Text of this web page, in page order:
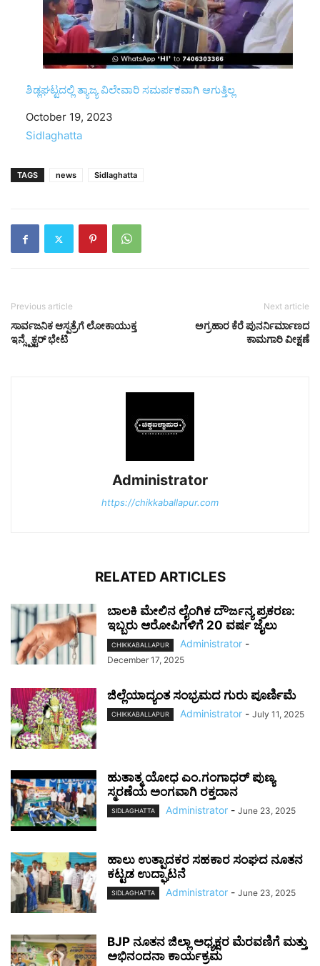
ಶಿಡ್ಲಘಟ್ಟದಲ್ಲಿ ತ್ಯಾಜ್ಯ ವಿಲೇವಾರಿ ಸಮರ್ಪಕವಾಗಿ ಆಗುತ್ತಿಲ್ಲ
Date
October 19, 2023
In relation to
Sidlaghatta
TAGS news Sidlaghatta
Previous article
ಸಾರ್ವಜನಿಕ ಆಸ್ಪತ್ರೆಗೆ ಲೋಕಾಯುಕ್ತ
ಇನ್ಸ್ಪೆಕ್ಟರ್ ಭೇಟಿ
Next article
ಅಗ್ರಹಾರ ಕೆರೆ ಪುನರ್ನಿರ್ಮಾಣದ
ಕಾಮಗಾರಿ ವೀಕ್ಷಣೆ
Administrator
https://chikkaballapur.com
RELATED ARTICLES
ಬಾಲಕಿ ಮೇಲಿನ ಲೈಂಗಿಕ ದೌರ್ಜನ್ಯ ಪ್ರಕರಣ:
ಇಬ್ಬರು ಆರೋಪಿಗಳಿಗೆ 20 ವರ್ಷ ಜೈಲು
CHIKKABALLAPUR Administrator -
December 17, 2025
ಜಿಲ್ಲೆಯಾದ್ಯಂತ ಸಂಭ್ರಮದ ಗುರು ಪೂರ್ಣಿಮೆ
CHIKKABALLAPUR Administrator - July 11, 2025
ಹುತಾತ್ಮ ಯೋಧ ಎಂ.ಗಂಗಾಧರ್ ಪುಣ್ಯ
ಸ್ಮರಣೆಯ ಅಂಗವಾಗಿ ರಕ್ತದಾನ
SIDLAGHATTA Administrator - June 23, 2025
ಹಾಲು ಉತ್ಪಾದಕರ ಸಹಕಾರ ಸಂಘದ ನೂತನ
ಕಟ್ಟಡ ಉದ್ಘಾಟನೆ
SIDLAGHATTA Administrator - June 23, 2025
BJP ನೂತನ ಜಿಲ್ಲಾ ಅಧ್ಯಕ್ಷರ ಮೆರವಣಿಗೆ ಮತ್ತು
ಅಭಿನಂದನಾ ಕಾರ್ಯಕ್ರಮ